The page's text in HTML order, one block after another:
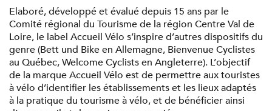
Elaboré, développé et évalué depuis 15 ans par le
Comité régional du Tourisme de la région Centre Val de
Loire, le label Accueil Vélo s’inspire d’autres dispositifs du
genre (Bett und Bike en Allemagne, Bienvenue Cyclistes
au Québec, Welcome Cyclists en Angleterre). L’objectif
de la marque Accueil Vélo est de permettre aux touristes
à vélo d’identifier les établissements et les lieux adaptés
à la pratique du tourisme à vélo, et de bénéficier ainsi